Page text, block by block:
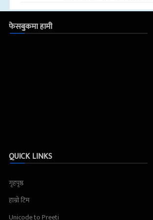
फेसबुकमा हामी
QUICK LINKS
गृहपृष्ठ
हाम्रो टिम
Unicode to Preeti